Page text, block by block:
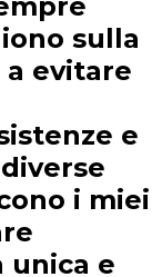
sulla
evitare
e
i miei
unica e